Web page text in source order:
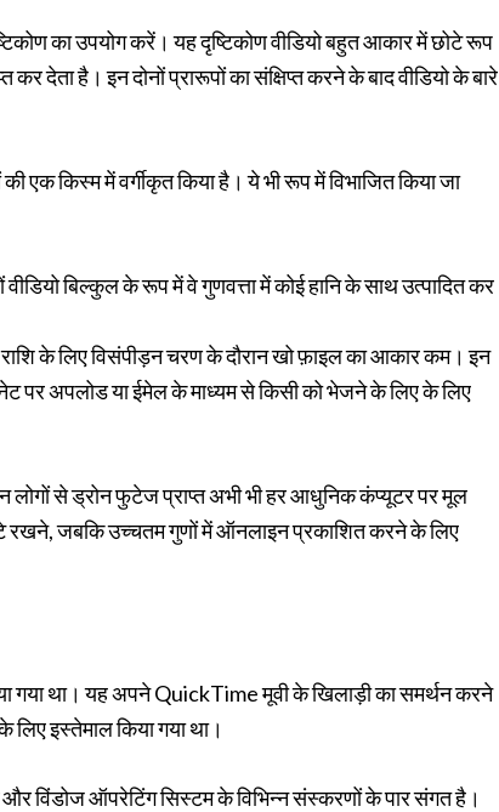
का उपयोग करें। यह दृष्टिकोण वीडियो बहुत आकार में छोटे रूप
देता है। इन दोनों प्रारूपों का संक्षिप्त करने के बाद वीडियो के बारे
एक किस्म में वर्गीकृत किया है। ये भी रूप में विभाजित किया जा
बिल्कुल के रूप में वे गुणवत्ता में कोई हानि के साथ उत्पादित कर
के लिए विसंपीड़न चरण के दौरान खो फ़ाइल का आकार कम। इन
पर अपलोड या ईमेल के माध्यम से किसी को भेजने के लिए के लिए
लोगों से ड्रोन फुटेज प्राप्त अभी भी हर आधुनिक कंप्यूटर पर मूल
रखने, जबकि उच्चतम गुणों में ऑनलाइन प्रकाशित करने के लिए
गया था। यह अपने QuickTime मूवी के खिलाड़ी का समर्थन करने
इस्तेमाल किया गया था।
और विंडोज ऑपरेटिंग सिस्टम के विभिन्न संस्करणों के पार संगत है।